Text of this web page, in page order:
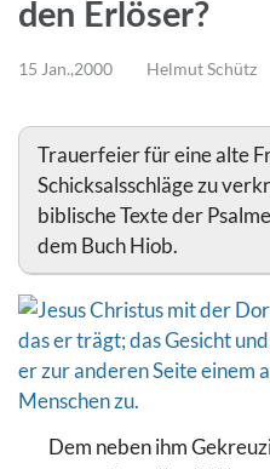
den Erlöser?
15 Jan.,2000 Helmut Schütz
Trauerfeier für eine alte
Schicksalsschläge zu
biblische Texte der
dem Buch Hiob.
Dem neben ihm